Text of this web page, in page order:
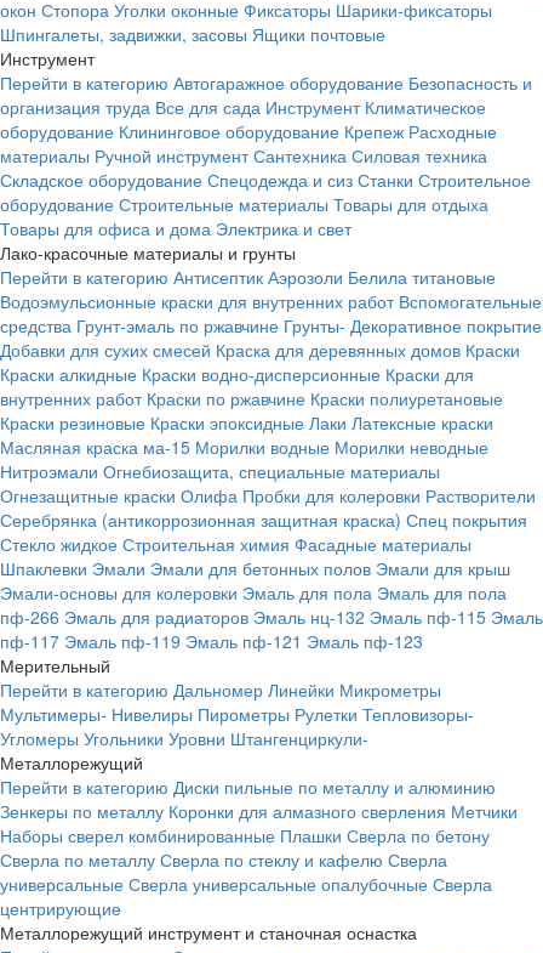
окон Стопора Уголки оконные Фиксаторы Шарики-фиксаторы
Шпингалеты, задвижки, засовы Ящики почтовые
Инструмент
Перейти в категорию Автогаражное оборудование Безопасность и
организация труда Все для сада Инструмент Климатическое
оборудование Клининговое оборудование Крепеж Расходные
материалы Ручной инструмент Сантехника Силовая техника
Складское оборудование Спецодежда и сиз Станки Строительное
оборудование Строительные материалы Товары для отдыха
Товары для офиса и дома Электрика и свет
Лако-красочные материалы и грунты
Перейти в категорию Антисептик Аэрозоли Белила титановые
Водоэмульсионные краски для внутренних работ Вспомогательные
средства Грунт-эмаль по ржавчине Грунты- Декоративное покрытие
Добавки для сухих смесей Краска для деревянных домов Краски
Краски алкидные Краски водно-дисперсионные Краски для
внутренних работ Краски по ржавчине Краски полиуретановые
Краски резиновые Краски эпоксидные Лаки Латексные краски
Масляная краска ма-15 Морилки водные Морилки неводные
Нитроэмали Огнебиозащита, специальные материалы
Огнезащитные краски Олифа Пробки для колеровки Растворители
Серебрянка (антикоррозионная защитная краска) Спец покрытия
Стекло жидкое Строительная химия Фасадные материалы
Шпаклевки Эмали Эмали для бетонных полов Эмали для крыш
Эмали-основы для колеровки Эмаль для пола Эмаль для пола
пф-266 Эмаль для радиаторов Эмаль нц-132 Эмаль пф-115 Эмаль
пф-117 Эмаль пф-119 Эмаль пф-121 Эмаль пф-123
Мерительный
Перейти в категорию Дальномер Линейки Микрометры
Мультимеры- Нивелиры Пирометры Рулетки Тепловизоры-
Угломеры Угольники Уровни Штангенциркули-
Металлорежущий
Перейти в категорию Диски пильные по металлу и алюминию
Зенкеры по металлу Коронки для алмазного сверления Метчики
Наборы сверел комбинированные Плашки Сверла по бетону
Сверла по металлу Сверла по стеклу и кафелю Сверла
универсальные Сверла универсальные опалубочные Сверла
центрирующие
Металлорежущий инструмент и станочная оснастка